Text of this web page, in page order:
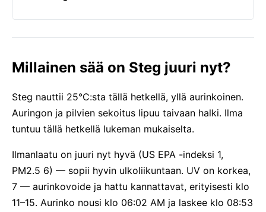
Millainen sää on Steg juuri nyt?
Steg nauttii 25°C:sta tällä hetkellä, yllä aurinkoinen.
Auringon ja pilvien sekoitus lipuu taivaan halki. Ilma
tuntuu tällä hetkellä lukeman mukaiselta.
Ilmanlaatu on juuri nyt hyvä (US EPA -indeksi 1,
PM2.5 6) — sopii hyvin ulkoliikuntaan. UV on korkea,
7 — aurinkovoide ja hattu kannattavat, erityisesti klo
11–15. Aurinko nousi klo 06:02 AM ja laskee klo 08:53